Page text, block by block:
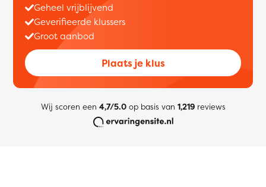
Geheel vrijblijvend
Geverifieerde klussers
Groot aanbod
Plaats je klus
Wij scoren een 4,7/5.0op basis van 1,219reviews